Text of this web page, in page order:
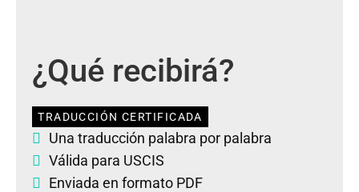
¿Qué recibirá?
TRADUCCIÓN CERTIFICADA
Una traducción palabra por palabra
Válida para USCIS
Enviada en formato PDF